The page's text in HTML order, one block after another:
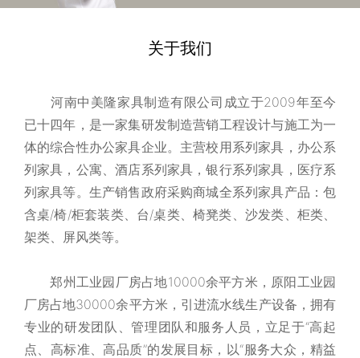
关于我们
河南中美隆家具制造有限公司成立于2009年至今
已十四年，是一家集研发制造营销工程设计与施工为一
体的综合性办公家具企业。主营校用系列家具，办公系
列家具，公寓、酒店系列家具，银行系列家具，医疗系
列家具等。生产销售政府采购商城全系列家具产品：包
含桌/椅/柜套装类、台/桌类、椅凳类、沙发类、柜类、
架类、屏风类等。
郑州工业园厂房占地10000余平方米，原阳工业园
厂房占地30000余平方米，引进流水线生产设备，拥有
专业的研发团队、管理团队和服务人员，立足于“高起
点、高标准、高品质”的发展目标，以“服务大众，精益